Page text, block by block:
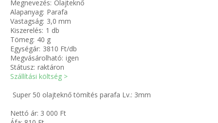
SIMÍTÓZÁRAS TASAK
SZORTÍROZÓ DOBOZ-KÉSZLET
Megnevezés: Olajteknő
Alapanyag: Parafa
Vastagság: 3,0 mm
Kiszerelés: 1 db
Tömeg: 40 g
Egységár: 3810 Ft/db
Megvásárolható: igen
Státusz: raktáron
Szállítási költség >
Super 50 olajteknő tömítés parafa Lv.: 3mm
Nettó ár: 3 000 Ft